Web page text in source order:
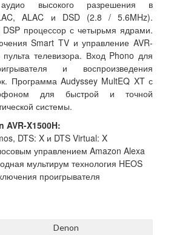
аудио высокого разрешения в
ALAC и DSD (2.8 / 5.6MHz).
процессор с четырьмя ядрами.
Smart TV и управление AVR-
телевизора. Вход Phono для
и воспроизведения
Программа Audyssey MultEQ XT с
для быстрой и точной
системы.
AVR-X1500H:
DTS: X и DTS Virtual: X
управлением Amazon Alexa
мультирум технология HEOS
проигрывателя
Denon